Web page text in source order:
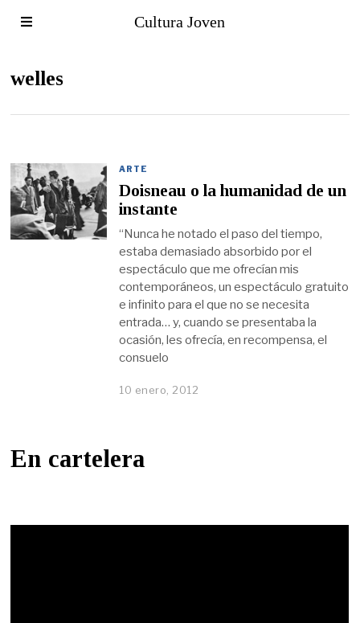
Cultura Joven
welles
ARTE
Doisneau o la humanidad de un
instante
“Nunca he notado el paso del tiempo,
estaba demasiado absorbido por el
espectáculo que me ofrecían mis
contemporáneos, un espectáculo gratuito
e infinito para el que no se necesita
entrada… y, cuando se presentaba la
ocasión, les ofrecía, en recompensa, el
consuelo
10 enero, 2012
En cartelera